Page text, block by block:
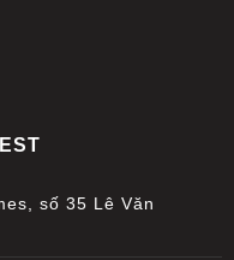
số 35 Lê Văn